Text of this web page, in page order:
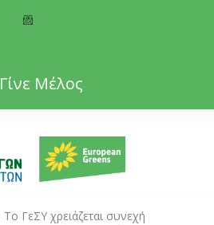
Γίνε Μέλος
Το ΓεΣΥ χρειάζεται συνεχή